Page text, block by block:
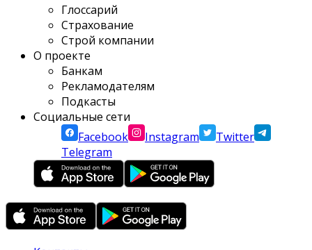
Глоссарий
Страхование
Строй компании
О проекте
Банкам
Рекламодателям
Подкасты
Социальные сети
Facebook
Instagram
Twitter
Telegram